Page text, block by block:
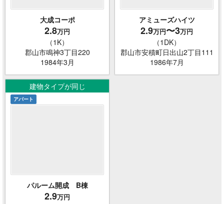
大成コーポ
2.8万円
（1K）
郡山市鳴神3丁目220
1984年3月
アミューズハイツ
2.9万円〜3万円
（1DK）
郡山市安積町日出山2丁目111
1986年7月
建物タイプが同じ
アパート
パルーム開成 B棟
2.9万円